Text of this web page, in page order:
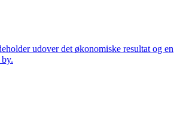
udover det økonomiske resultat og en